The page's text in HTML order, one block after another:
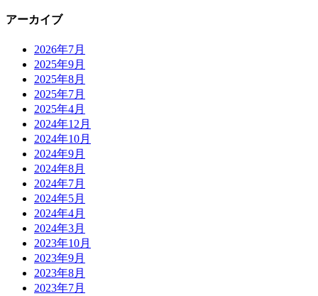
アーカイブ
2026年7月
2025年9月
2025年8月
2025年7月
2025年4月
2024年12月
2024年10月
2024年9月
2024年8月
2024年7月
2024年5月
2024年4月
2024年3月
2023年10月
2023年9月
2023年8月
2023年7月